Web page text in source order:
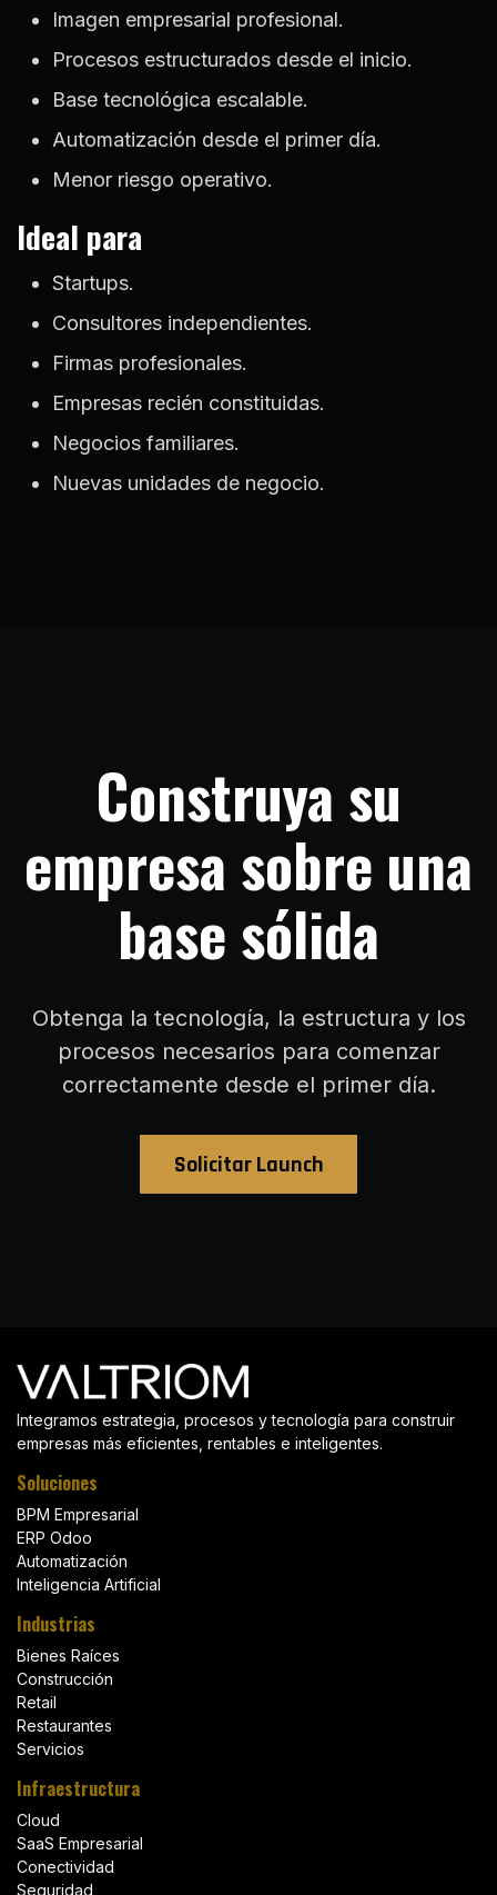
Imagen empresarial profesional.
Procesos estructurados desde el inicio.
Base tecnológica escalable.
Automatización desde el primer día.
Menor riesgo operativo.
Ideal para
Startups.
Consultores independientes.
Firmas profesionales.
Empresas recién constituidas.
Negocios familiares.
Nuevas unidades de negocio.
Construya su
empresa sobre una
base sólida
Obtenga la tecnología, la estructura y los
procesos necesarios para comenzar
correctamente desde el primer día.
Solicitar Launch
Integramos estrategia, procesos y tecnología para construir
empresas más eficientes, rentables e inteligentes.
Soluciones
BPM Empresarial
ERP Odoo
Automatización
Inteligencia Artificial
Industrias
Bienes Raíces
Construcción
Retail
Restaurantes
Servicios
Infraestructura
Cloud
SaaS Empresarial
Conectividad
Seguridad